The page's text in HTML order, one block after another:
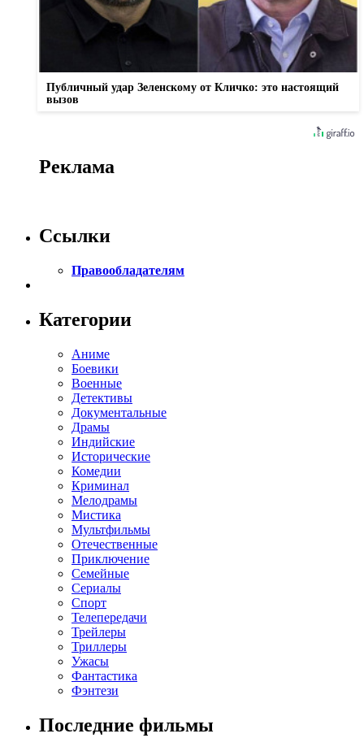
Публичный удар Зеленскому от Кличко: это настоящий
вызов
Реклама
Ссылки
Правообладателям
Категории
Аниме
Боевики
Военные
Детективы
Документальные
Драмы
Индийские
Исторические
Комедии
Криминал
Мелодрамы
Мистика
Мультфильмы
Отечественные
Приключение
Семейные
Сериалы
Спорт
Телепередачи
Трейлеры
Триллеры
Ужасы
Фантастика
Фэнтези
Последние фильмы